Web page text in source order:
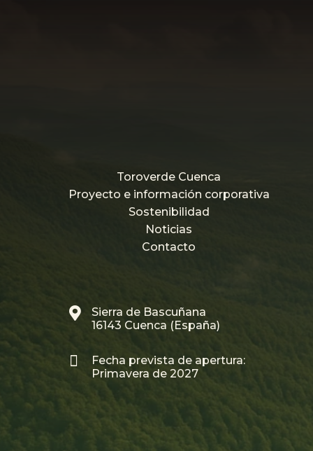
Toroverde Cuenca
Proyecto e información corporativa
Sostenibilidad
Noticias
Contacto

Sierra de Bascuñana
16143 Cuenca (España)

Fecha prevista de apertura:
Primavera de 2027